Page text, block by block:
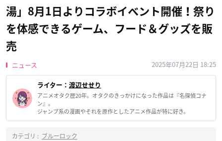
湯」8月1日よりコラボイベント開催！祭り
を体感できるゲーム、フード＆グッズを販
売
ニュース 2025年07月22日 18:25
ライター： 渡辺せせり
アニメオタク歴20年。オタクのきっかけになった作品は『名探偵コナ
ン』。
ジャンプ系の漫画やそれを原作としたアニメ作品が特に好き。
カテゴリ : ブルーロック